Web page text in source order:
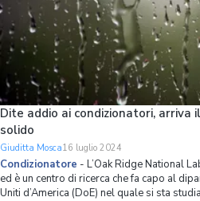
Dite addio ai condizionatori,
solido
Giuditta Mosca16 luglio 2024
Condizionatore - L’Oak Ridge National
ed è un centro di ricerca che fa capo al
Uniti d’America (DoE) nel quale si sta